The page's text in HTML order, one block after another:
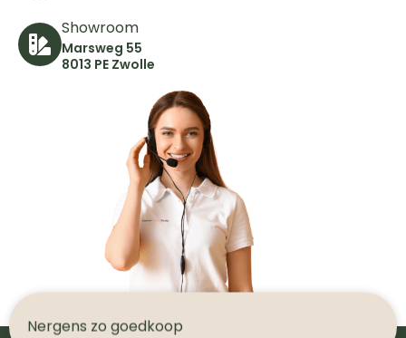
Showroom
Marsweg 55
8013 PE Zwolle
Nergens zo goedkoop